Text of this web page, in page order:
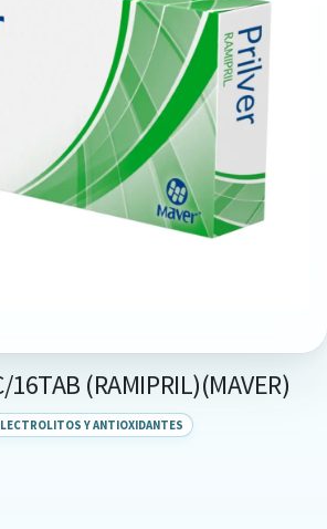
16TAB (RAMIPRIL)(MAVER)
Y ANTIOXIDANTES